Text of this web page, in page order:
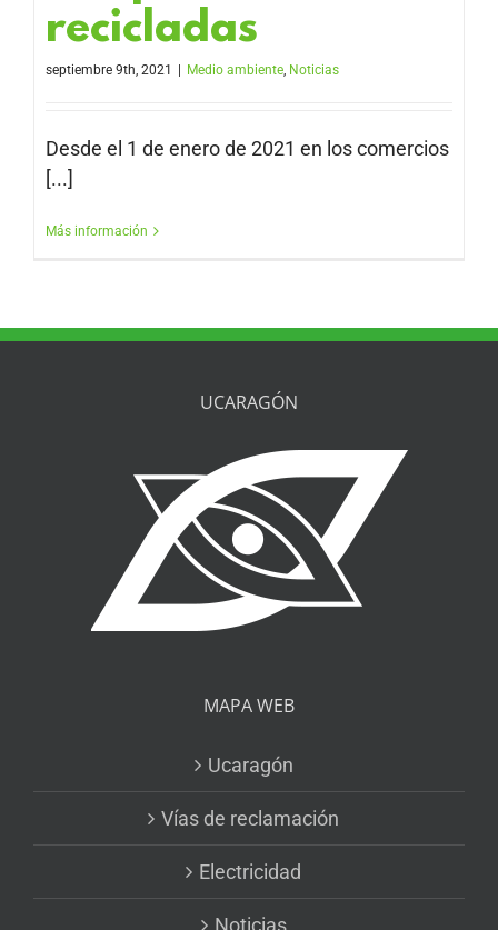
recicladas
septiembre 9th, 2021 Medio ambiente, Noticias
Desde el 1 de enero de 2021 en los comercios
[...]
Más información
UCARAGÓN
MAPA WEB
Ucaragón
Vías de reclamación
Electricidad